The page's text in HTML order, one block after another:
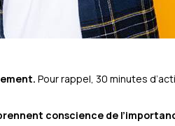
Pour rappel, 30 minutes
conscience de